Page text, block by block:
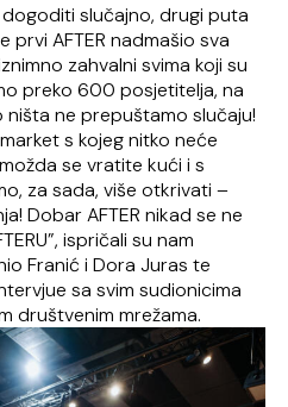
slučajno, drugi puta
prvi AFTER nadmašio sva
zahvalni svima koji su
preko 600 posjetitelja, na
ne prepuštamo slučaju!
s kojeg nitko neće
se vratite kući i s
za sada, više otkrivati –
Dobar AFTER nikad se ne
ispričali su nam
Franić i Dora Juras te
sa svim sudionicima
društvenim mrežama.